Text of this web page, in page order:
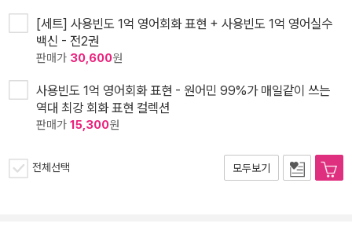
[세트] 사용빈도 1억 영어회화 표현 + 사용빈도 1억 영어실수
백신 - 전2권
판매가 30,600원
사용빈도 1억 영어회화 표현 - 원어민 99%가 매일같이 쓰는
역대 최강 회화 표현 컬렉션
판매가 15,300원
전체선택 모두보기